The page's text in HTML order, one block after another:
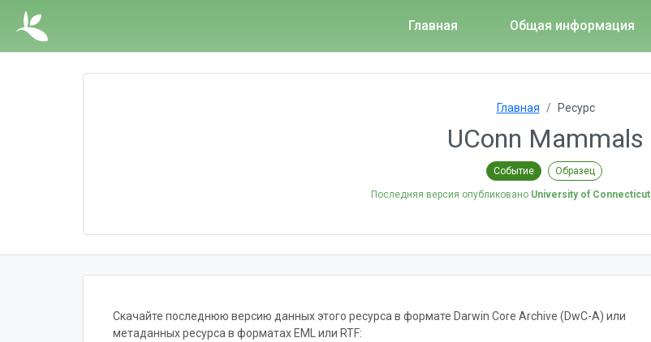
Главная Общая информация
Главная Ресурс
UConn Mammals
Событие Образец
Последняя версия опубликовано University of Connecticut
Скачайте последнюю версию данных этого ресурса в формате Darwin Core Archive (DwC-A) или
метаданных ресурса в форматах EML или RTF: